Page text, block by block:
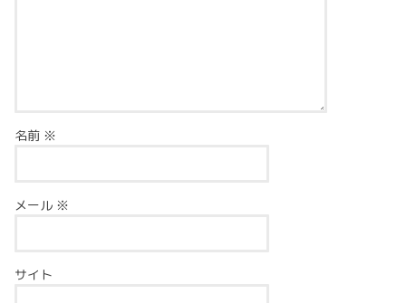
名前 ※
メール ※
サイト